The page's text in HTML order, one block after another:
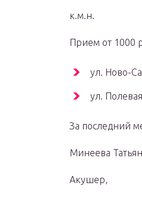
к.м.н.
Прием от 1000
ул. Ново-
ул.
За последний
Минеева
Акушер,